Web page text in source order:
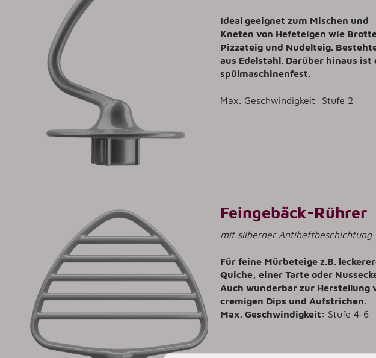
Ideal geeignet zum Mischen und
Kneten von Hefeteigen wie
Pizzateig und Nudelteig.
aus Edelstahl. Darüber hinaus ist
spülmaschinenfest.
Max. Geschwindigkeit: Stufe 2
Feingebäck-Rührer
mit silberner Antihaftbeschichtung
Für feine Mürbeteige z.B.
Quiche, einer Tarte oder
Auch wunderbar zur Herstellung
cremigen Dips und Aufstrichen.
Max. Geschwindigkeit: Stufe 4-6